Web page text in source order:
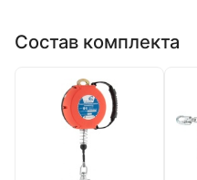
Состав комплекта